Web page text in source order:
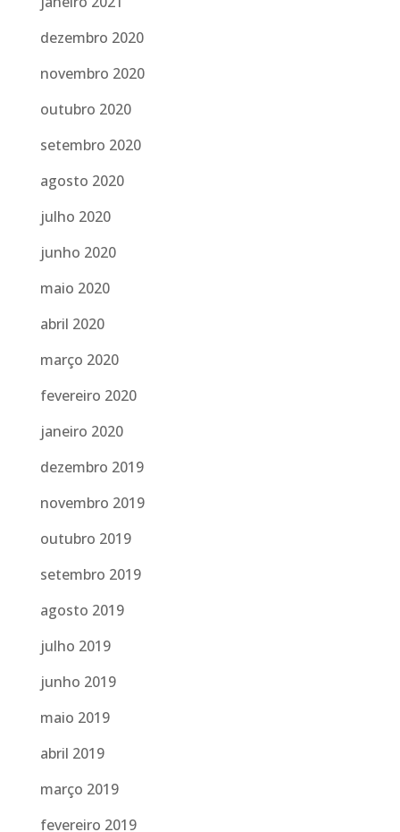
dezembro 2020
novembro 2020
outubro 2020
setembro 2020
agosto 2020
julho 2020
junho 2020
maio 2020
abril 2020
março 2020
fevereiro 2020
janeiro 2020
dezembro 2019
novembro 2019
outubro 2019
setembro 2019
agosto 2019
julho 2019
junho 2019
maio 2019
abril 2019
março 2019
fevereiro 2019